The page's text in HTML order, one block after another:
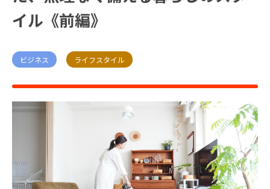
イル《前編》
ビジネス ライフスタイル